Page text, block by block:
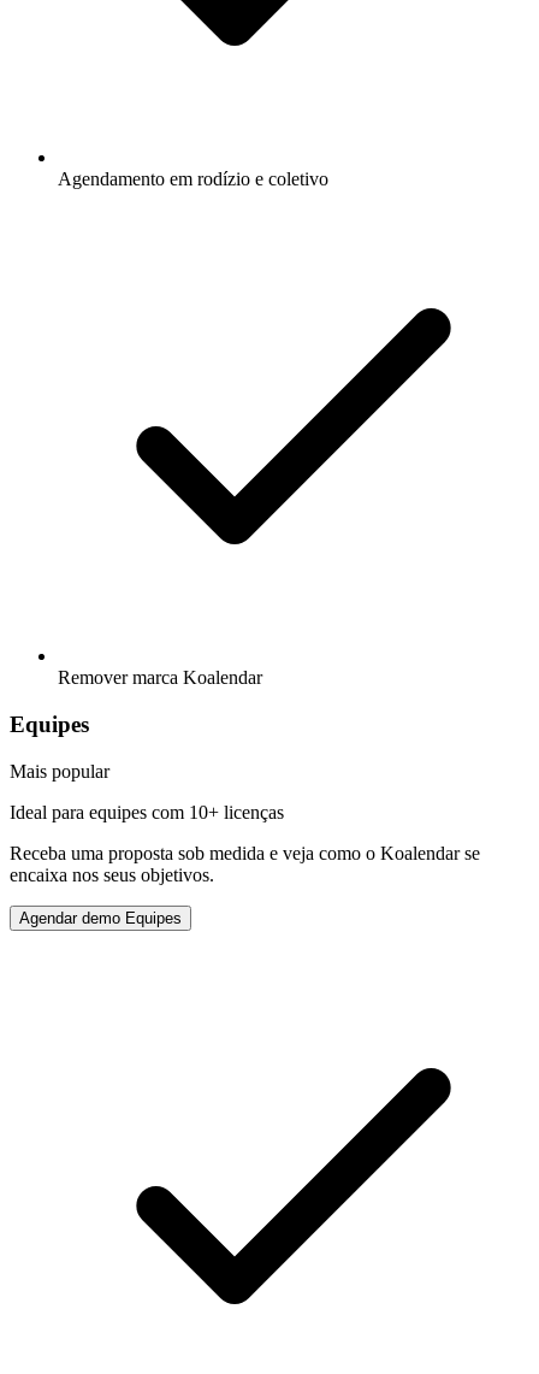
Agendamento em rodízio e coletivo
Remover marca Koalendar
Equipes
Mais popular
Ideal para equipes com 10+ licenças
Receba uma proposta sob medida e veja como o Koalendar se
encaixa nos seus objetivos.
Agendar demo Equipes